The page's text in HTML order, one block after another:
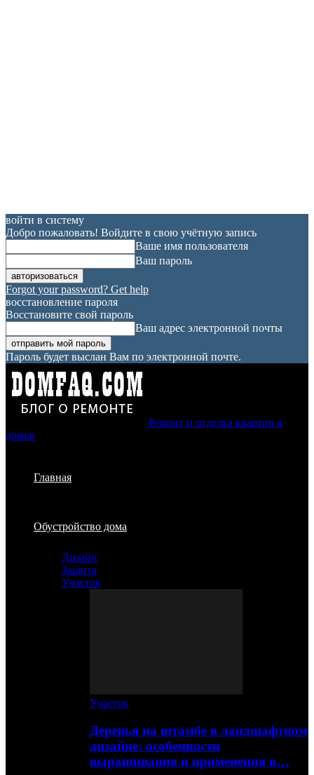
войти в систему
Добро пожаловать! Войдите в свою учётную запись
Ваше имя пользователя
Ваш пароль
Forgot your password? Get help
восстановление пароля
Восстановите свой пароль
Ваш адрес электронной почты
Пароль будет выслан Вам по электронной почте.
Ремонт и отделка квартир и
домов
Главная
Обустройство дома
Дизайн
Защита
Участок
Участок
Деревья на штамбе в ландшафтном
дизайне: особенности
выращивания и применения в…